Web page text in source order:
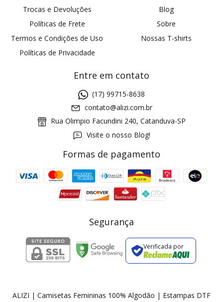
Trocas e Devoluções
Políticas de Frete
Termos e Condições de Uso
Políticas de Privacidade
Blog
Sobre
Nossas T-shirts
Entre em contato
(17) 99715-8638
contato@alizi.com.br
Rua Olimpio Facundini 240, Catanduva-SP
Visite o nosso Blog!
Formas de pagamento
Segurança
Verificada por
ALIZI | Camisetas Femininas 100% Algodão | Estampas DTF
Cupom 1a compra: GANHE5
2 pecas 7% OFF